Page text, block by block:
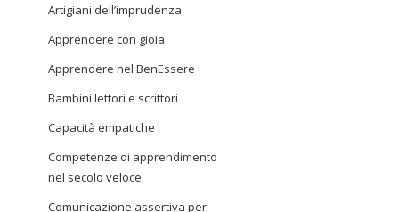
Artigiani dell’imprudenza
Apprendere con gioia
Apprendere nel BenEssere
Bambini lettori e scrittori
Capacità empatiche
Competenze di apprendimento
nel secolo veloce
Comunicazione assertiva per